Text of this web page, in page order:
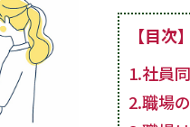
【目次】
1.社員
2.職場